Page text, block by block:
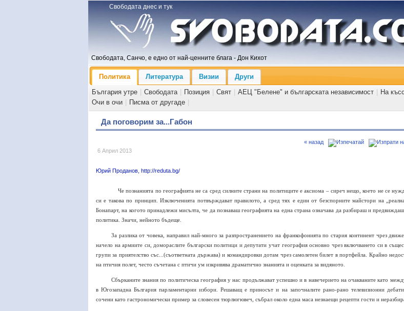
Свободата днес и тук
Свободата, Санчо, е едно от най-ценните блага - Дон Кихот
Политика Литература Визии
Други
България утре
Свободата Позиция Свят АЕЦ "Белене" и българската независимост На
Очи в очи
Писма от другаде
Да поговорим за...Габон
6 Април 2013
« назад
Юрий Проданов, http://reduta.bg/
Че познанията по географията не са сред силните страни на политиците е аксиома – сиреч нещо, което не се
си е такова по принцип. Изключенията потвърждават правилото, а сред тях е един от безспорните майстори на
Бонапарт, на когото принадлежи мисълта, че да познаваш географията на една страна означава да разбираш и
политика. Значи, нейното бъдеще.
За разлика от човека, направил най-много за разпространението на франкофонията по стария континент чрез
начело на армиите си, домораслите български политици и депутати учат география основно чрез включването си в
групи за приятелство със...(съответната държава) и командировки дотам чрез самолетен билет в портфейла. Крайно
на птичия полет, често съчетана с птичи ум изкривява драматично знанията и оценката за видяното.
Сбърканите знания по политическа география у нас продължават успешно и в навечерието на очакваните като
в Югозападна България парламентарни избори. Решаващ е приносът и на започналите рано-рано телевизионни
сочени като гастрономически пример за словесен тюрлюгювеч, събрал около една маса незнаещи рецепти гости и